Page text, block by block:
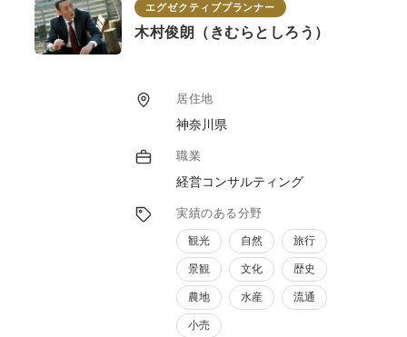
エグゼクティブプランナー
木村俊朗（きむらとしろう）
居住地
神奈川県
職業
経営コンサルティング
実績のある分野
観光 自然 旅行
景観 文化 歴史
農地 水産 流通
小売